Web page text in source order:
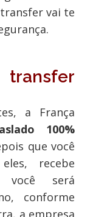
vai te
transfer
a França
100%
que você
recebe
será
conforme
a empresa